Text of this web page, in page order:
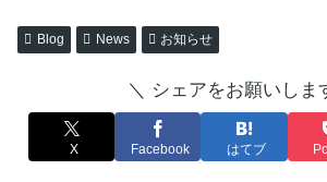
Blog News お知らせ
＼ シェアをお願いしま
X Facebook はてブ